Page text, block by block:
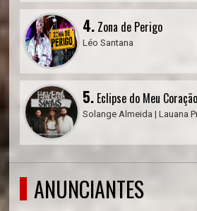
4. Zona de Perigo
Léo Santana
5. Eclipse do Meu Coração
Solange Almeida | Lauana
ANUNCIANTES